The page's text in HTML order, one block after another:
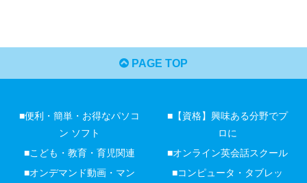
PAGE TOP
■便利・簡単・お得なパソコ
ン ソフト
■【資格】興味ある分野でプ
ロに
■こども・教育・育児関連
■オンライン英会話スクール
■オンデマンド動画・マン
■コンピュータ・タブレッ